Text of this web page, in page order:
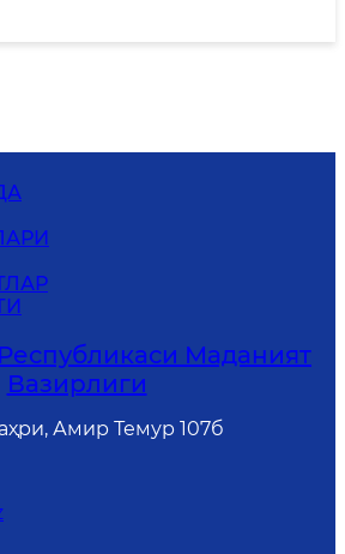
Маданият
Вазирлиги
Амир Темур 107б